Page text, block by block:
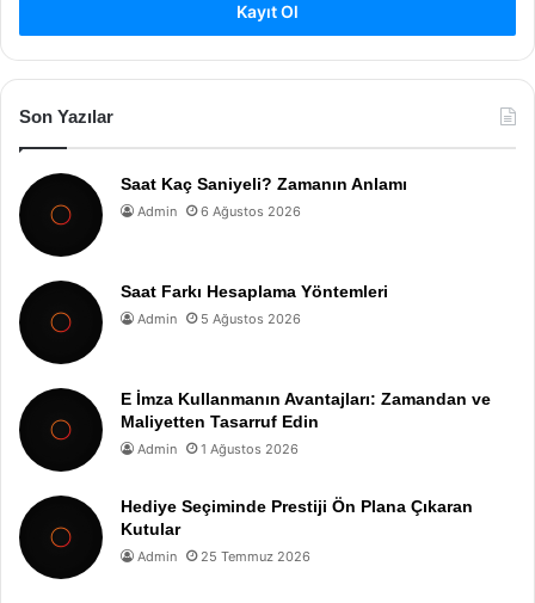
Kayıt Ol
Son Yazılar
Saat Kaç Saniyeli? Zamanın Anlamı
Admin 6 Ağustos 2026
Saat Farkı Hesaplama Yöntemleri
Admin 5 Ağustos 2026
E İmza Kullanmanın Avantajları: Zamandan ve
Maliyetten Tasarruf Edin
Admin 1 Ağustos 2026
Hediye Seçiminde Prestiji Ön Plana Çıkaran
Kutular
Admin 25 Temmuz 2026